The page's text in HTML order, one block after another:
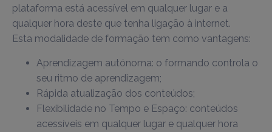
plataforma está acessível em qualquer lugar e a
qualquer hora deste que tenha ligação à internet.
Esta modalidade de formação tem como vantagens:
Aprendizagem autónoma: o formando controla o
seu ritmo de aprendizagem;
Rápida atualização dos conteúdos;
Flexibilidade no Tempo e Espaço: conteúdos
acessíveis em qualquer lugar e qualquer hora